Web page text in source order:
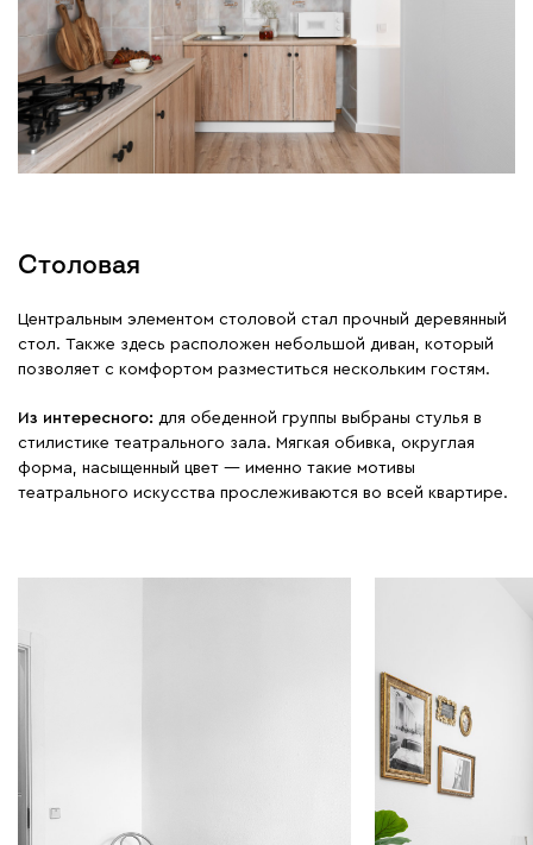
Столовая
Центральным элементом столовой стал прочный деревянный
стол. Также здесь расположен небольшой диван, который
позволяет с комфортом разместиться нескольким гостям.
Из интересного: для обеденной группы выбраны стулья в
стилистике театрального зала. Мягкая обивка, округлая
форма, насыщенный цвет — именно такие мотивы
театрального искусства прослеживаются во всей квартире.